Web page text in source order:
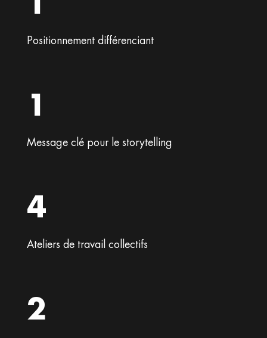
Positionnement différenciant
1
Message clé pour le storytelling
4
Ateliers de travail collectifs
2